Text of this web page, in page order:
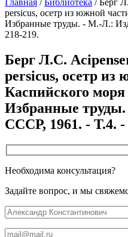
Главная /Библиотека /Берг
persicus, осетр из южной
Избранные труды. - М.-Л.:
218-219.
Берг Л.С.
persicus, осетр из
Каспийского
Избранные
СССР, 1961. - Т.4. -
Необходима консультация?
Задайте вопрос, и мы